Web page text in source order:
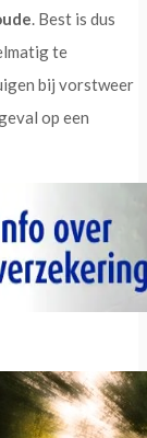
. Best is dus
te
bij vorstweer
op een